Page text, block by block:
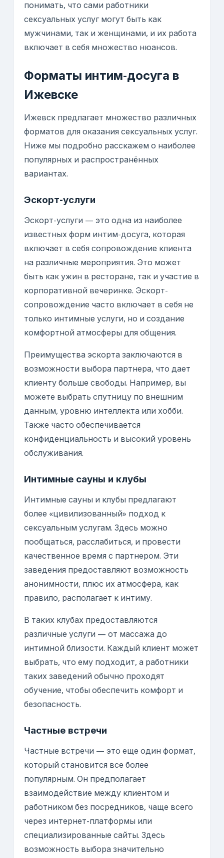
понимать, что сами работники
сексуальных услуг могут быть как
мужчинами, так и женщинами, и их работа
включает в себя множество нюансов.
Форматы интим-досуга в
Ижевске
Ижевск предлагает множество различных
форматов для оказания сексуальных услуг.
Ниже мы подробно расскажем о наиболее
популярных и распространённых
вариантах.
Эскорт-услуги
Эскорт-услуги — это одна из наиболее
известных форм интим-досуга, которая
включает в себя сопровождение клиента
на различные мероприятия. Это может
быть как ужин в ресторане, так и участие в
корпоративной вечеринке. Эскорт-
сопровождение часто включает в себя не
только интимные услуги, но и создание
комфортной атмосферы для общения.
Преимущества эскорта заключаются в
возможности выбора партнера, что дает
клиенту больше свободы. Например, вы
можете выбрать спутницу по внешним
данным, уровню интеллекта или хобби.
Также часто обеспечивается
конфиденциальность и высокий уровень
обслуживания.
Интимные сауны и клубы
Интимные сауны и клубы предлагают
более «цивилизованный» подход к
сексуальным услугам. Здесь можно
пообщаться, расслабиться, и провести
качественное время с партнером. Эти
заведения предоставляют возможность
анонимности, плюс их атмосфера, как
правило, располагает к интиму.
В таких клубах предоставляются
различные услуги — от массажа до
интимной близости. Каждый клиент может
выбрать, что ему подходит, а работники
таких заведений обычно проходят
обучение, чтобы обеспечить комфорт и
безопасность.
Частные встречи
Частные встречи — это еще один формат,
который становится все более
популярным. Он предполагает
взаимодействие между клиентом и
работником без посредников, чаще всего
через интернет-платформы или
специализированные сайты. Здесь
возможность выбора значительно